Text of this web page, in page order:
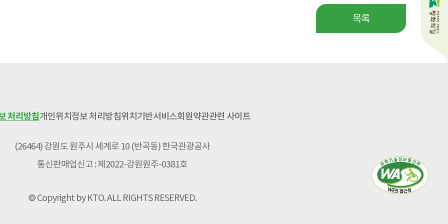
목록
처리방침개인위치정보 처리방침위치기반서비스회원약관관련 사이트
(26464) 강원도 원주시 세계로 10 (반곡동) 한국관광공사
통신판매업신고 : 제2022-강원원주-0381호
© Copyright by KTO. ALL RIGHTS RESERVED.